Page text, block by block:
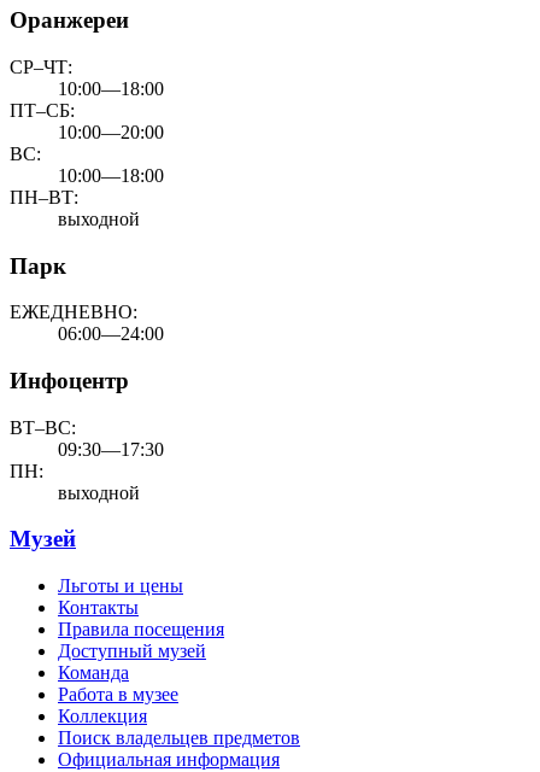
Оранжереи
СР–ЧТ:
10:00—18:00
ПТ–СБ:
10:00—20:00
ВС:
10:00—18:00
ПН–ВТ:
выходной
Парк
ЕЖЕДНЕВНО:
06:00—24:00
Инфоцентр
ВТ–ВС:
09:30—17:30
ПН:
выходной
Музей
Льготы и цены
Контакты
Правила посещения
Доступный музей
Команда
Работа в музее
Коллекция
Поиск владельцев предметов
Официальная информация